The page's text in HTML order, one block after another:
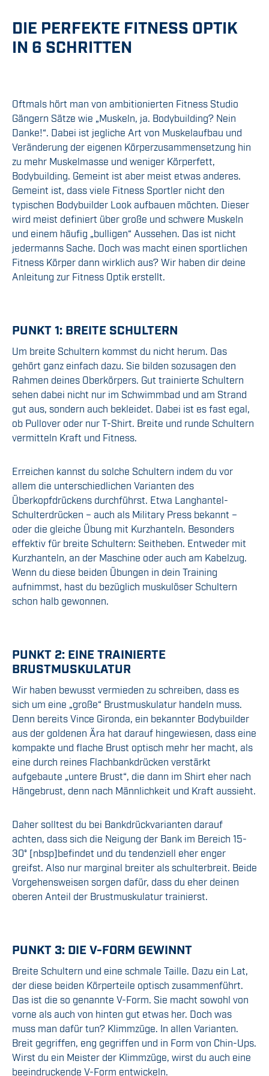
DIE PERFEKTE FITNESS OPTIK
IN 6 SCHRITTEN
Oftmals hört man von ambitionierten Fitness Studio
Gängern Sätze wie „Muskeln, ja. Bodybuilding? Nein
Danke!“. Dabei ist jegliche Art von Muskelaufbau und
Veränderung der eigenen Körperzusammensetzung hin
zu mehr Muskelmasse und weniger Körperfett,
Bodybuilding. Gemeint ist aber meist etwas anderes.
Gemeint ist, dass viele Fitness Sportler nicht den
typischen Bodybuilder Look aufbauen möchten. Dieser
wird meist definiert über große und schwere Muskeln
und einem häufig „bulligen“ Aussehen. Das ist nicht
jedermanns Sache. Doch was macht einen sportlichen
Fitness Körper dann wirklich aus? Wir haben dir deine
Anleitung zur Fitness Optik erstellt.
PUNKT 1: BREITE SCHULTERN
Um breite Schultern kommst du nicht herum. Das
gehört ganz einfach dazu. Sie bilden sozusagen den
Rahmen deines Oberkörpers. Gut trainierte Schultern
sehen dabei nicht nur im Schwimmbad und am Strand
gut aus, sondern auch bekleidet. Dabei ist es fast egal,
ob Pullover oder nur T-Shirt. Breite und runde Schultern
vermitteln Kraft und Fitness.
Erreichen kannst du solche Schultern indem du vor
allem die unterschiedlichen Varianten des
Überkopfdrückens durchführst. Etwa Langhantel-
Schulterdrücken – auch als Military Press bekannt –
oder die gleiche Übung mit Kurzhanteln. Besonders
effektiv für breite Schultern: Seitheben. Entweder mit
Kurzhanteln, an der Maschine oder auch am Kabelzug.
Wenn du diese beiden Übungen in dein Training
aufnimmst, hast du bezüglich muskulöser Schultern
schon halb gewonnen.
PUNKT 2: EINE TRAINIERTE
BRUSTMUSKULATUR
Wir haben bewusst vermieden zu schreiben, dass es
sich um eine „große“ Brustmuskulatur handeln muss.
Denn bereits Vince Gironda, ein bekannter Bodybuilder
aus der goldenen Ära hat darauf hingewiesen, dass eine
kompakte und flache Brust optisch mehr her macht, als
eine durch reines Flachbankdrücken verstärkt
aufgebaute „untere Brust“, die dann im Shirt eher nach
Hängebrust, denn nach Männlichkeit und Kraft aussieht.
Daher solltest du bei Bankdrückvarianten darauf
achten, dass sich die Neigung der Bank im Bereich 15-
30° [nbsp]befindet und du tendenziell eher enger
greifst. Also nur marginal breiter als schulterbreit. Beide
Vorgehensweisen sorgen dafür, dass du eher deinen
oberen Anteil der Brustmuskulatur trainierst.
PUNKT 3: DIE V-FORM GEWINNT
Breite Schultern und eine schmale Taille. Dazu ein Lat,
der diese beiden Körperteile optisch zusammenführt.
Das ist die so genannte V-Form. Sie macht sowohl von
vorne als auch von hinten gut etwas her. Doch was
muss man dafür tun? Klimmzüge. In allen Varianten.
Breit gegriffen, eng gegriffen und in Form von Chin-Ups.
Wirst du ein Meister der Klimmzüge, wirst du auch eine
beeindruckende V-Form entwickeln.